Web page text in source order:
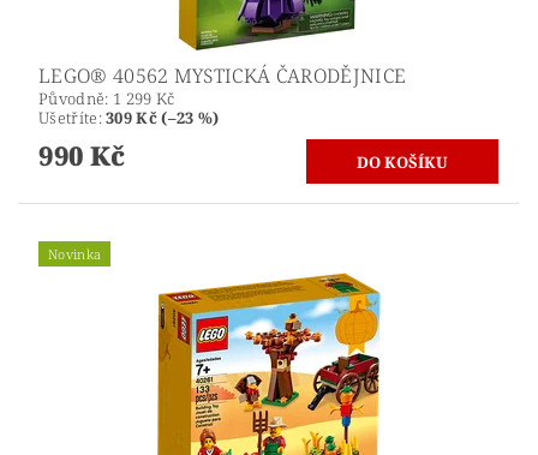
LEGO® 40562 MYSTICKÁ ČARODĚJNICE
Původně: 1 299 Kč
Ušetříte:309 Kč (–23 %)
990 Kč
Novinka